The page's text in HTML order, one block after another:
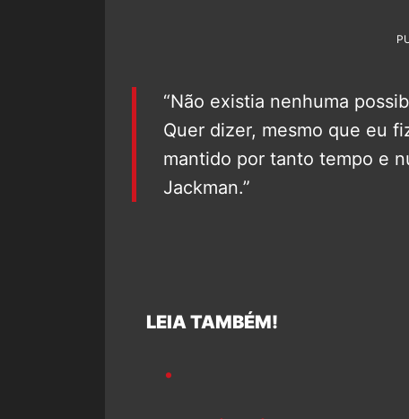
“Não existia nenhuma
Quer dizer, mesmo que eu
mantido por tanto tempo e
Jackman.”
LEIA TAMBÉM!